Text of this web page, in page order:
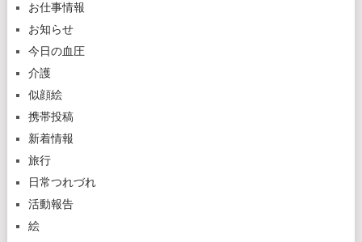
お仕事情報
お知らせ
今日の血圧
介護
似顔絵
携帯投稿
新着情報
旅行
日常つれづれ
活動報告
絵